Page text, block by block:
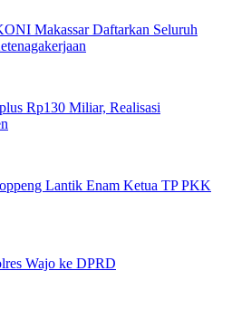
Makassar Daftarkan Seluruh
Rp130 Miliar, Realisasi
Lantik Enam Ketua TP PKK
Wajo ke DPRD